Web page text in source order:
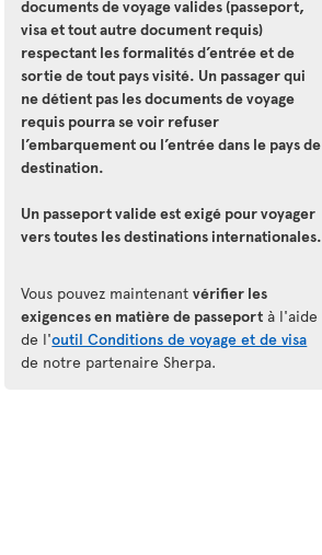
documents de voyage valides (passeport,
visa et tout autre document requis)
respectant les formalités d’entrée et de
sortie de tout pays visité. Un passager qui
ne détient pas les documents de voyage
requis pourra se voir refuser
l’embarquement ou l’entrée dans le pays de
destination.
Un passeport valide est exigé pour voyager
vers toutes les destinations internationales.
Vous pouvez maintenantvérifier les
exigences en matière de passeport à l'aide
de l'outil Conditions de voyage et de visa
de notre partenaire Sherpa.